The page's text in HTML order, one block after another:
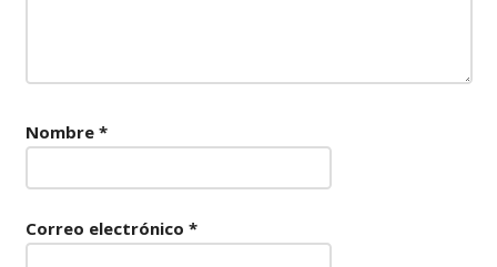
Nombre *
Correo electrónico *